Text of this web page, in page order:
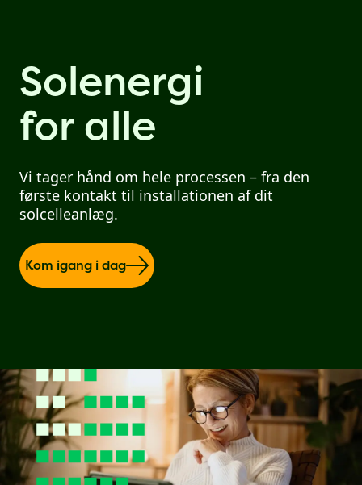
Solenergi
for alle
Vi tager hånd om hele processen – fra den
første kontakt til installationen af dit
solcelleanlæg.
Kom igang i dag